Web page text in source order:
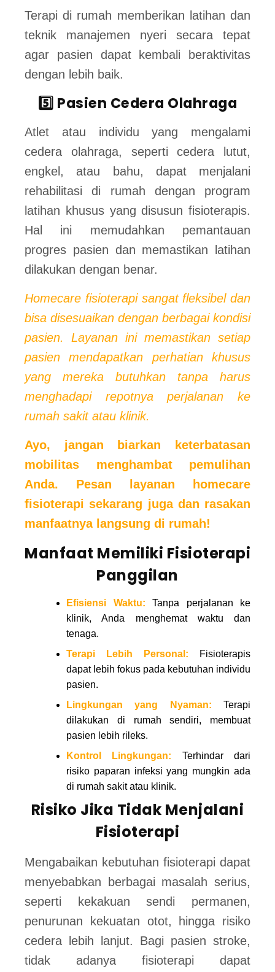
Terapi di rumah memberikan latihan dan
teknik manajemen nyeri secara tepat
agar pasien dapat kembali beraktivitas
dengan lebih baik.
5️⃣ Pasien Cedera Olahraga
Atlet atau individu yang mengalami
cedera olahraga, seperti cedera lutut,
engkel, atau bahu, dapat menjalani
rehabilitasi di rumah dengan program
latihan khusus yang disusun fisioterapis.
Hal ini memudahkan pemantauan
progres pasien dan memastikan latihan
dilakukan dengan benar.
Homecare fisioterapi sangat fleksibel dan
bisa disesuaikan dengan berbagai kondisi
pasien. Layanan ini memastikan setiap
pasien mendapatkan perhatian khusus
yang mereka butuhkan tanpa harus
menghadapi repotnya perjalanan ke
rumah sakit atau klinik.
Ayo, jangan biarkan keterbatasan
mobilitas menghambat pemulihan
Anda. Pesan layanan homecare
fisioterapi sekarang juga dan rasakan
manfaatnya langsung di rumah!
Manfaat Memiliki Fisioterapi
Panggilan
Efisiensi Waktu: Tanpa perjalanan ke
klinik, Anda menghemat waktu dan
tenaga.
Terapi Lebih Personal: Fisioterapis
dapat lebih fokus pada kebutuhan individu
pasien.
Lingkungan yang Nyaman: Terapi
dilakukan di rumah sendiri, membuat
pasien lebih rileks.
Kontrol Lingkungan: Terhindar dari
risiko paparan infeksi yang mungkin ada
di rumah sakit atau klinik.
Risiko Jika Tidak Menjalani
Fisioterapi
Mengabaikan kebutuhan fisioterapi dapat
menyebabkan berbagai masalah serius,
seperti kekakuan sendi permanen,
penurunan kekuatan otot, hingga risiko
cedera lebih lanjut. Bagi pasien stroke,
tidak adanya fisioterapi dapat